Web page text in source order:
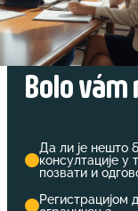
Bolo vám
Да ли је нешто
консултације
позвати и
Регистрацијом